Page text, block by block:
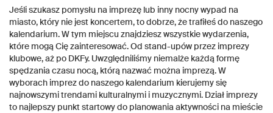
Jeśli szukasz pomysłu na imprezę lub inny nocny wypad na
miasto, który nie jest koncertem, to dobrze, że trafiłeś do naszego
kalendarium. W tym miejscu znajdziesz wszystkie wydarzenia,
które mogą Cię zainteresować. Od stand-upów przez imprezy
klubowe, aż po DKFy. Uwzględniliśmy niemalże każdą formę
spędzania czasu nocą, którą nazwać można imprezą. W
wyborach imprez do naszego kalendarium kierujemy się
najnowszymi trendami kulturalnymi i muzycznymi. Dział imprezy
to najlepszy punkt startowy do planowania aktywności na mieście